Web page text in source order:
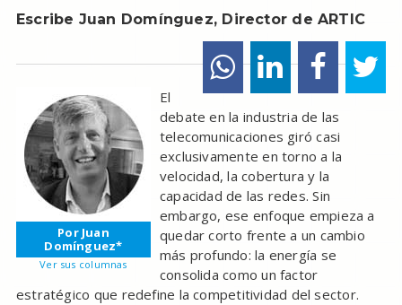
Escribe Juan Domínguez, Director de ARTIC
Por Juan
Domínguez*
Ver sus columnas
El
debate en la industria de las
telecomunicaciones giró casi
exclusivamente en torno a la
velocidad, la cobertura y la
capacidad de las redes. Sin
embargo, ese enfoque empieza a
quedar corto frente a un cambio
más profundo: la energía se
consolida como un factor
estratégico que redefine la competitividad del sector.